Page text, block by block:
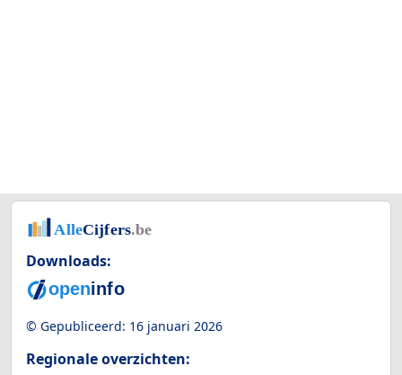
Downloads:
© Gepubliceerd: 16 januari 2026
Regionale overzichten: